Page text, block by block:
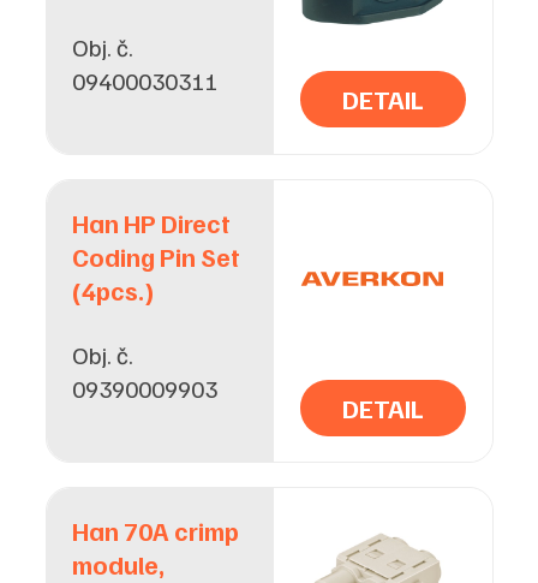
Obj. č.
09400030311
DETAIL
Han HP Direct
Coding Pin Set
(4pcs.)
Obj. č.
09390009903
DETAIL
Han 70A crimp
module,